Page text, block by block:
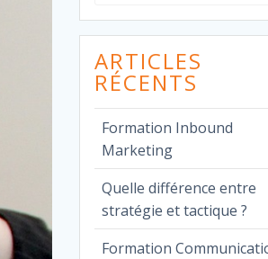
:
ARTICLES
RÉCENTS
Formation Inbound
Marketing
Quelle différence entre
stratégie et tactique ?
Formation